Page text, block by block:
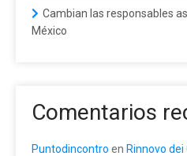
Cambian las responsables
México
Comentarios
Puntodincontro en Rinnovo